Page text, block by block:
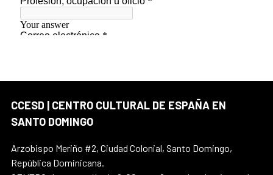
CCESD | CENTRO CULTURAL DE ESPAÑA EN
SANTO DOMINGO
Arzobispo Meriño #2, Ciudad Colonial, Santo Domingo,
República Dominicana.